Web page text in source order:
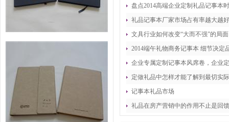
盘点2014高端企业定制礼品记事本
礼品记事本厂家市场占有率越大越
文具行业如何改变“大而不强”的局面
2014端午礼物商务记事本 细节决定
企业专属定制记事本风席卷，企业
定做礼品中怎样才能了解到最切实
记事本礼品市场
礼品在房产营销中的作用不止是回